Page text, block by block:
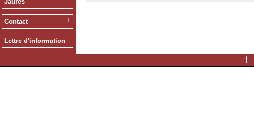
Jaurès
Contact
Lettre d'information